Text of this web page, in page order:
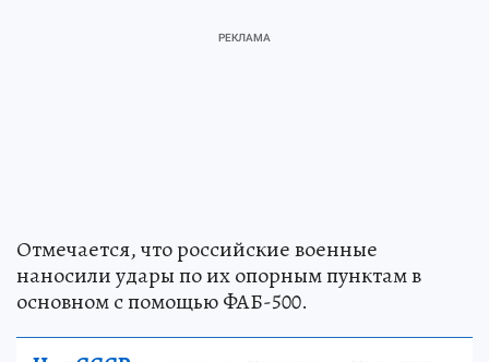
Отмечается, что российские военные
наносили удары по их опорным пунктам в
основном с помощью ФАБ-500.